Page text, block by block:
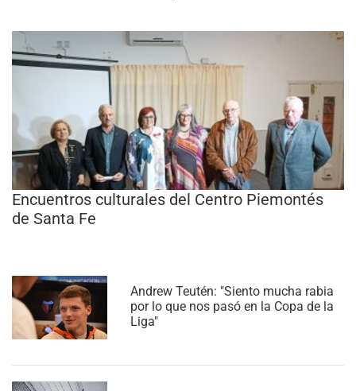
Encuentros culturales del Centro Piemontés
de Santa Fe
Andrew Teutén: "Siento mucha rabia
por lo que nos pasó en la Copa de la
Liga"